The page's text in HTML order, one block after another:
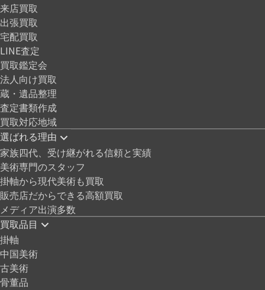
来店買取
出張買取
宅配買取
LINE査定
買取鑑定会
法人向け買取
蔵・遺品整理
査定書類作成
買取対応地域
選ばれる理由
家族四代、受け継がれる信頼と実績
美術専門のスタッフ
掛軸から現代美術も買取
販売店だからできる高額買取
メディア出演多数
買取品目
掛軸
中国美術
古美術
骨董品